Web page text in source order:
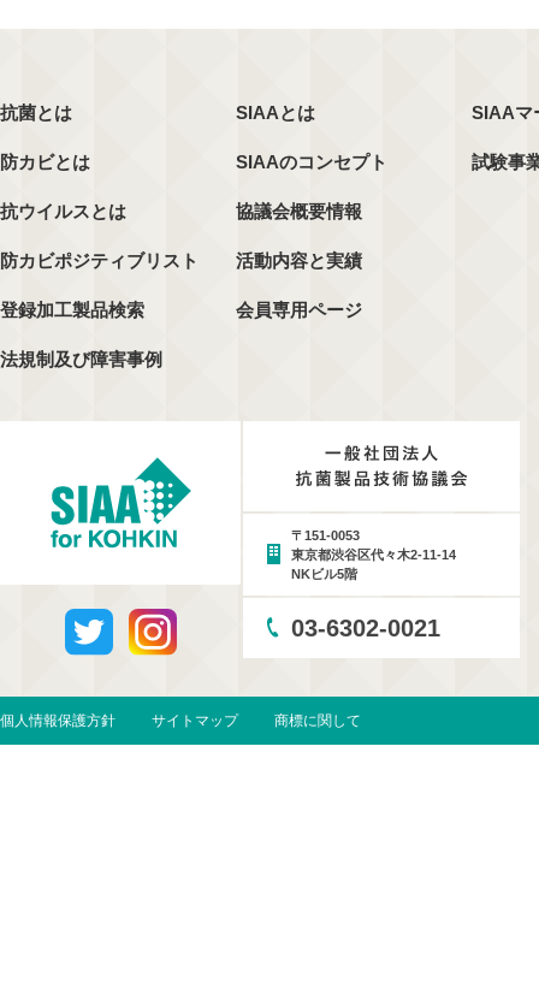
抗菌とは
防カビとは
抗ウイルスとは
防カビポジティブリスト
登録加工製品検索
法規制及び障害事例
SIAAとは
SIAAのコンセプト
協議会概要情報
活動内容と実績
会員専用ページ
SIAAマ
試験事
〒151-0053
東京都渋谷区代々木2-11-14
NKビル5階
03-6302-0021
個人情報保護方針 サイトマップ 商標に関して